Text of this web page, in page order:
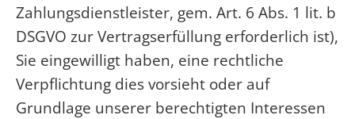
Zahlungsdienstleister, gem. Art. 6 Abs. 1 lit. b
DSGVO zur Vertragserfüllung erforderlich ist),
Sie eingewilligt haben, eine rechtliche
Verpflichtung dies vorsieht oder auf
Grundlage unserer berechtigten Interessen